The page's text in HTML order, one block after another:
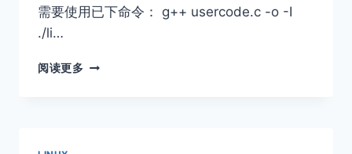
需要使用已下命令： g++ usercode.c -o -I
./li…
阅读更多 动